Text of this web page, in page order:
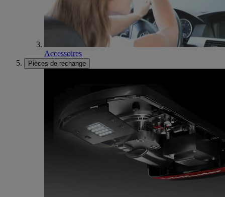
Accessoires
Pièces de rechange